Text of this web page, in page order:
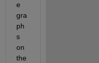
e
gra
ph
s
on
the